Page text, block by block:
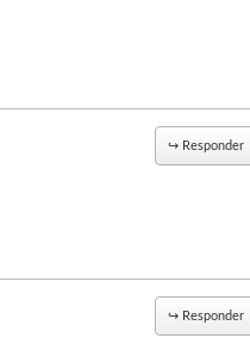
↪ Responder
↪ Responder